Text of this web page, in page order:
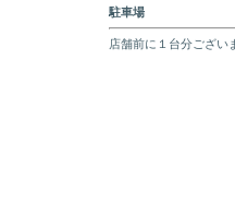
駐車場
店舗前に１台分ござい